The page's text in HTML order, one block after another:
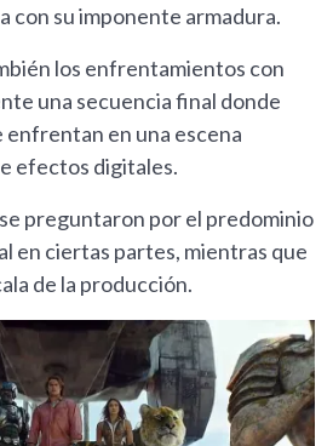
con su imponente armadura.
los enfrentamientos con
una secuencia final donde
enfrentan en una escena
efectos digitales.
preguntaron por el predominio
en ciertas partes, mientras que
de la producción.